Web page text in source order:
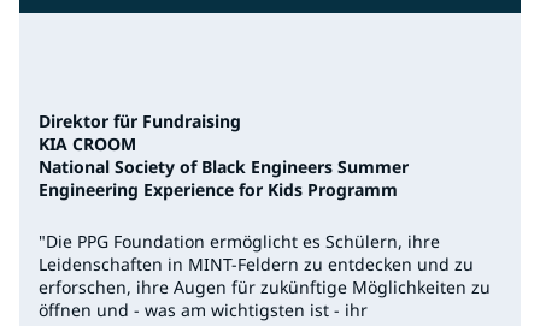
Direktor für Fundraising
KIA CROOM
National Society of Black Engineers Summer
Engineering Experience for Kids Programm
"Die PPG Foundation ermöglicht es Schülern, ihre
Leidenschaften in MINT-Feldern zu entdecken und zu
erforschen, ihre Augen für zukünftige Möglichkeiten zu
öffnen und - was am wichtigsten ist - ihr